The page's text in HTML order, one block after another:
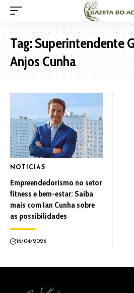
Tag:Superintendente
Anjos Cunha
NOTICIAS
Empreendedorismo no setor
fitness e bem-estar: Saiba
mais com Ian Cunha sobre
as possibilidades
16/04/2026